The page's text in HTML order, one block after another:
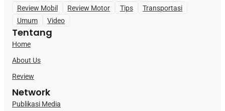
Review Mobil
Review Motor Tips
Transportasi
Umum
Video
Tentang
Home
About Us
Review
Network
Publikasi Media